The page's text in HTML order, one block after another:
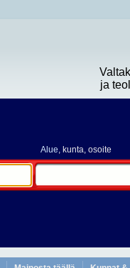
ja
Alue, kunta, osoite